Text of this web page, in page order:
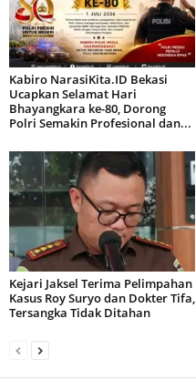
Kabiro NarasiKita.ID Bekasi
Ucapkan Selamat Hari
Bhayangkara ke-80, Dorong
Polri Semakin Profesional dan...
Kejari Jaksel Terima Pelimpahan
Kasus Roy Suryo dan Dokter Tifa,
Tersangka Tidak Ditahan